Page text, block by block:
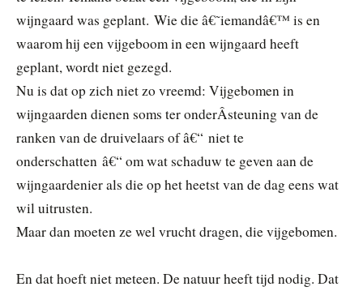
wijngaard was geplant. Wie die â€˜iemandâ€™ is en
waarom hij een vijgeboom in een wijngaard heeft
geplant, wordt niet gezegd.
Nu is dat op zich niet zo vreemd: Vijgebomen in
wijngaarden dienen soms ter onderÂ­steuning van de
ranken van de druivelaars of â€“ niet te
onderschatten â€“ om wat schaduw te geven aan de
wijngaardenier als die op het heetst van de dag eens wat
wil uitrusten.
Maar dan moeten ze wel vrucht dragen, die vijgebomen.
En dat hoeft niet meteen. De natuur heeft tijd nodig. Dat